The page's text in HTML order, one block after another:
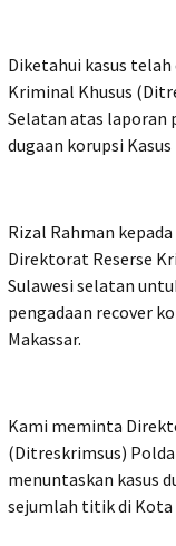
Diketahui kasus
Kriminal Khusus
Selatan atas laporan
dugaan korupsi
Rizal Rahman
Direktorat Reserse
Sulawesi selatan
pengadaan recover
Makassar.
Kami meminta
(Ditreskrimsus)
menuntaskan kasus
sejumlah titik di Kota